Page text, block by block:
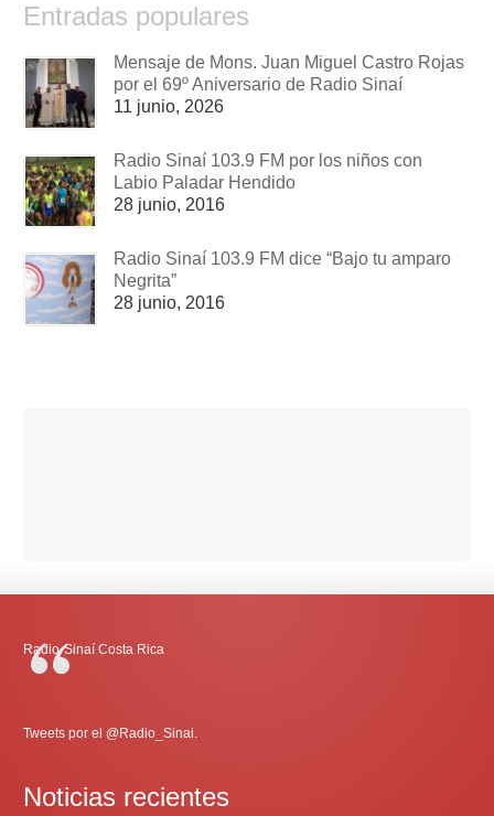
Entradas populares
Mensaje de Mons. Juan Miguel Castro Rojas
por el 69º Aniversario de Radio Sinaí
11 junio, 2026
Radio Sinaí 103.9 FM por los niños con
Labio Paladar Hendido
28 junio, 2016
Radio Sinaí 103.9 FM dice “Bajo tu amparo
Negrita”
28 junio, 2016
Radio-Sinaí Costa Rica
Tweets por el @Radio_Sinai.
Noticias recientes